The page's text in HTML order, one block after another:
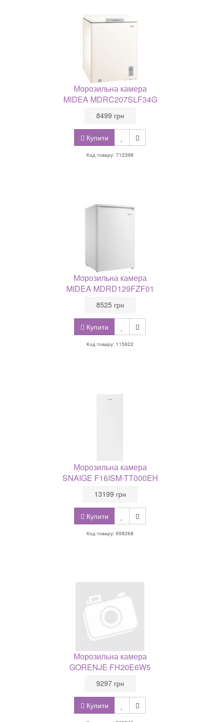
Морозильна камера
MIDEA MDRC207SLF34G
Купити
8499 грн
Код товару: 712398
Морозильна камера
MIDEA MDRD129FZF01
Купити
8525 грн
Код товару: 115622
Морозильна камера
SNAIGE F16ISM-TT000EH
Купити
13199 грн
Код товару: 658268
Морозильна камера
GORENJE FH20E6W5
Купити
9297 грн